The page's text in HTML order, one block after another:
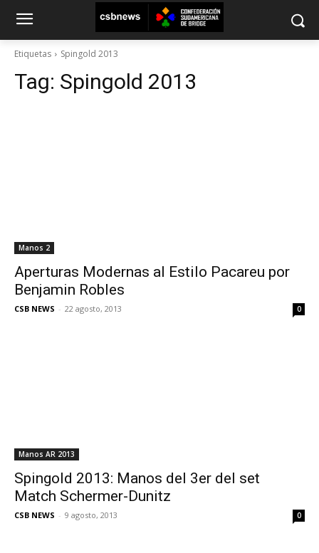
Etiquetas Spingold 2013
Tag: Spingold 2013
Manos 2
Aperturas Modernas al Estilo Pacareu por
Benjamin Robles
CSB NEWS - 22 agosto, 2013 0
Manos AR 2013
Spingold 2013: Manos del 3er del set
Match Schermer-Dunitz
CSB NEWS - 9 agosto, 2013 0